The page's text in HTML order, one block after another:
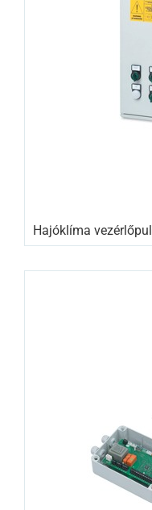
Hajóklíma